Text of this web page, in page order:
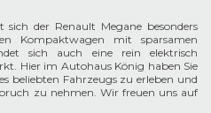
der Renault Megane besonders
Kompaktwagen mit sparsamen
sich auch eine rein elektrisch
Hier im Autohaus König haben Sie
beliebten Fahrzeugs zu erleben und
zu nehmen. Wir freuen uns auf